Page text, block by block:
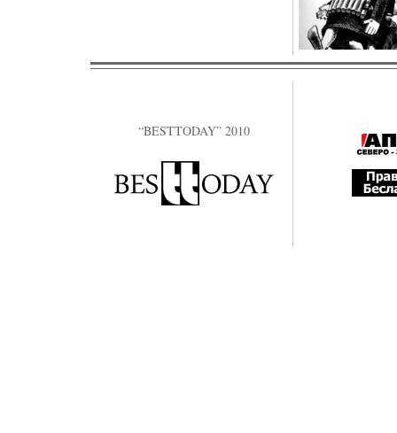
“BESTTODAY” 2010